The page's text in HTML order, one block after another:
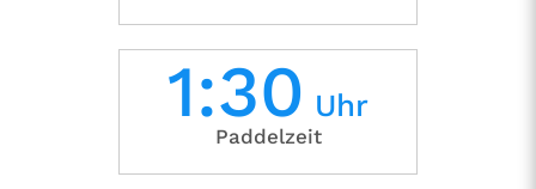
1:30 Uhr
Paddelzeit